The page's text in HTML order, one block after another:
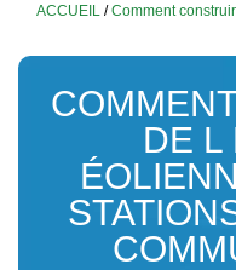
ACCUEIL /Comment
DE L